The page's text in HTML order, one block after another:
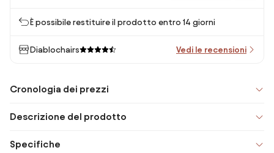
È possibile restituire il prodotto entro 14 giorni
Diablochairs Vedi le recensioni
Cronologia dei prezzi
Descrizione del prodotto
Specifiche